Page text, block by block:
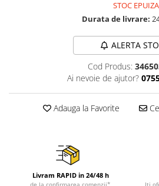
STOC
Durata de livrare:
ALERTA
Cod Produs:
Ai nevoie de ajutor?
Adauga la Favorite
Livram RAPID in 24/48 h
de la confirmarea comenzii* Iti